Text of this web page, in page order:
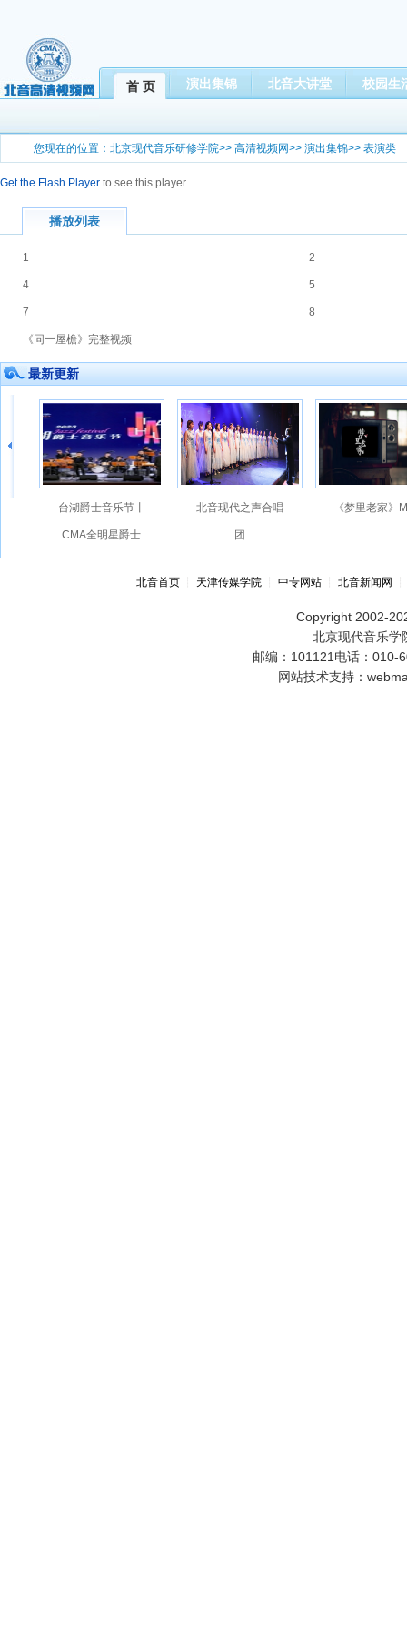
首 页 演出集锦 北音大讲堂 校园生
您现在的位置： 北京现代音乐研修学院>> 高清视频网>> 演出集锦>> 表演类
Get the Flash Player to see this player.
播放列表
1 2
4 5
7 8
《同一屋檐》完整视频
最新更新
台湖爵士音乐节丨
CMA全明星爵士
大乐队
北音现代之声合唱
团
《梦里老家》
北音首页 天津传媒学院 ┊中专网站 ┊北音新闻网
Copyright 2002-
北京现代音乐学
邮编：101121电话：
网站技术支持：